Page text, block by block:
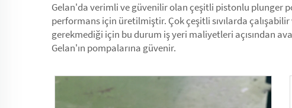
Gelan'da verimli ve güvenilir olan çeşitli pistonlu plunger
performans için üretilmiştir. Çok çeşitli sıvılarda
gerekmediği için bu durum iş yeri maliyetleri açısından
Gelan'ın pompalarına güvenir.